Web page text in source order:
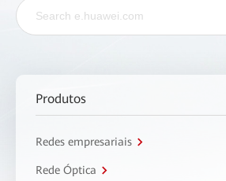
Produtos
Redes empresariais
Rede Óptica